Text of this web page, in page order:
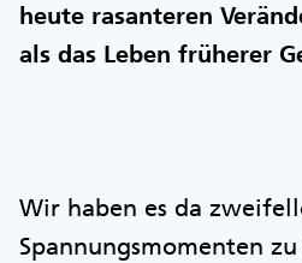
heute rasanteren
als das Leben früherer
Wir haben es da
Spannungsmomenten